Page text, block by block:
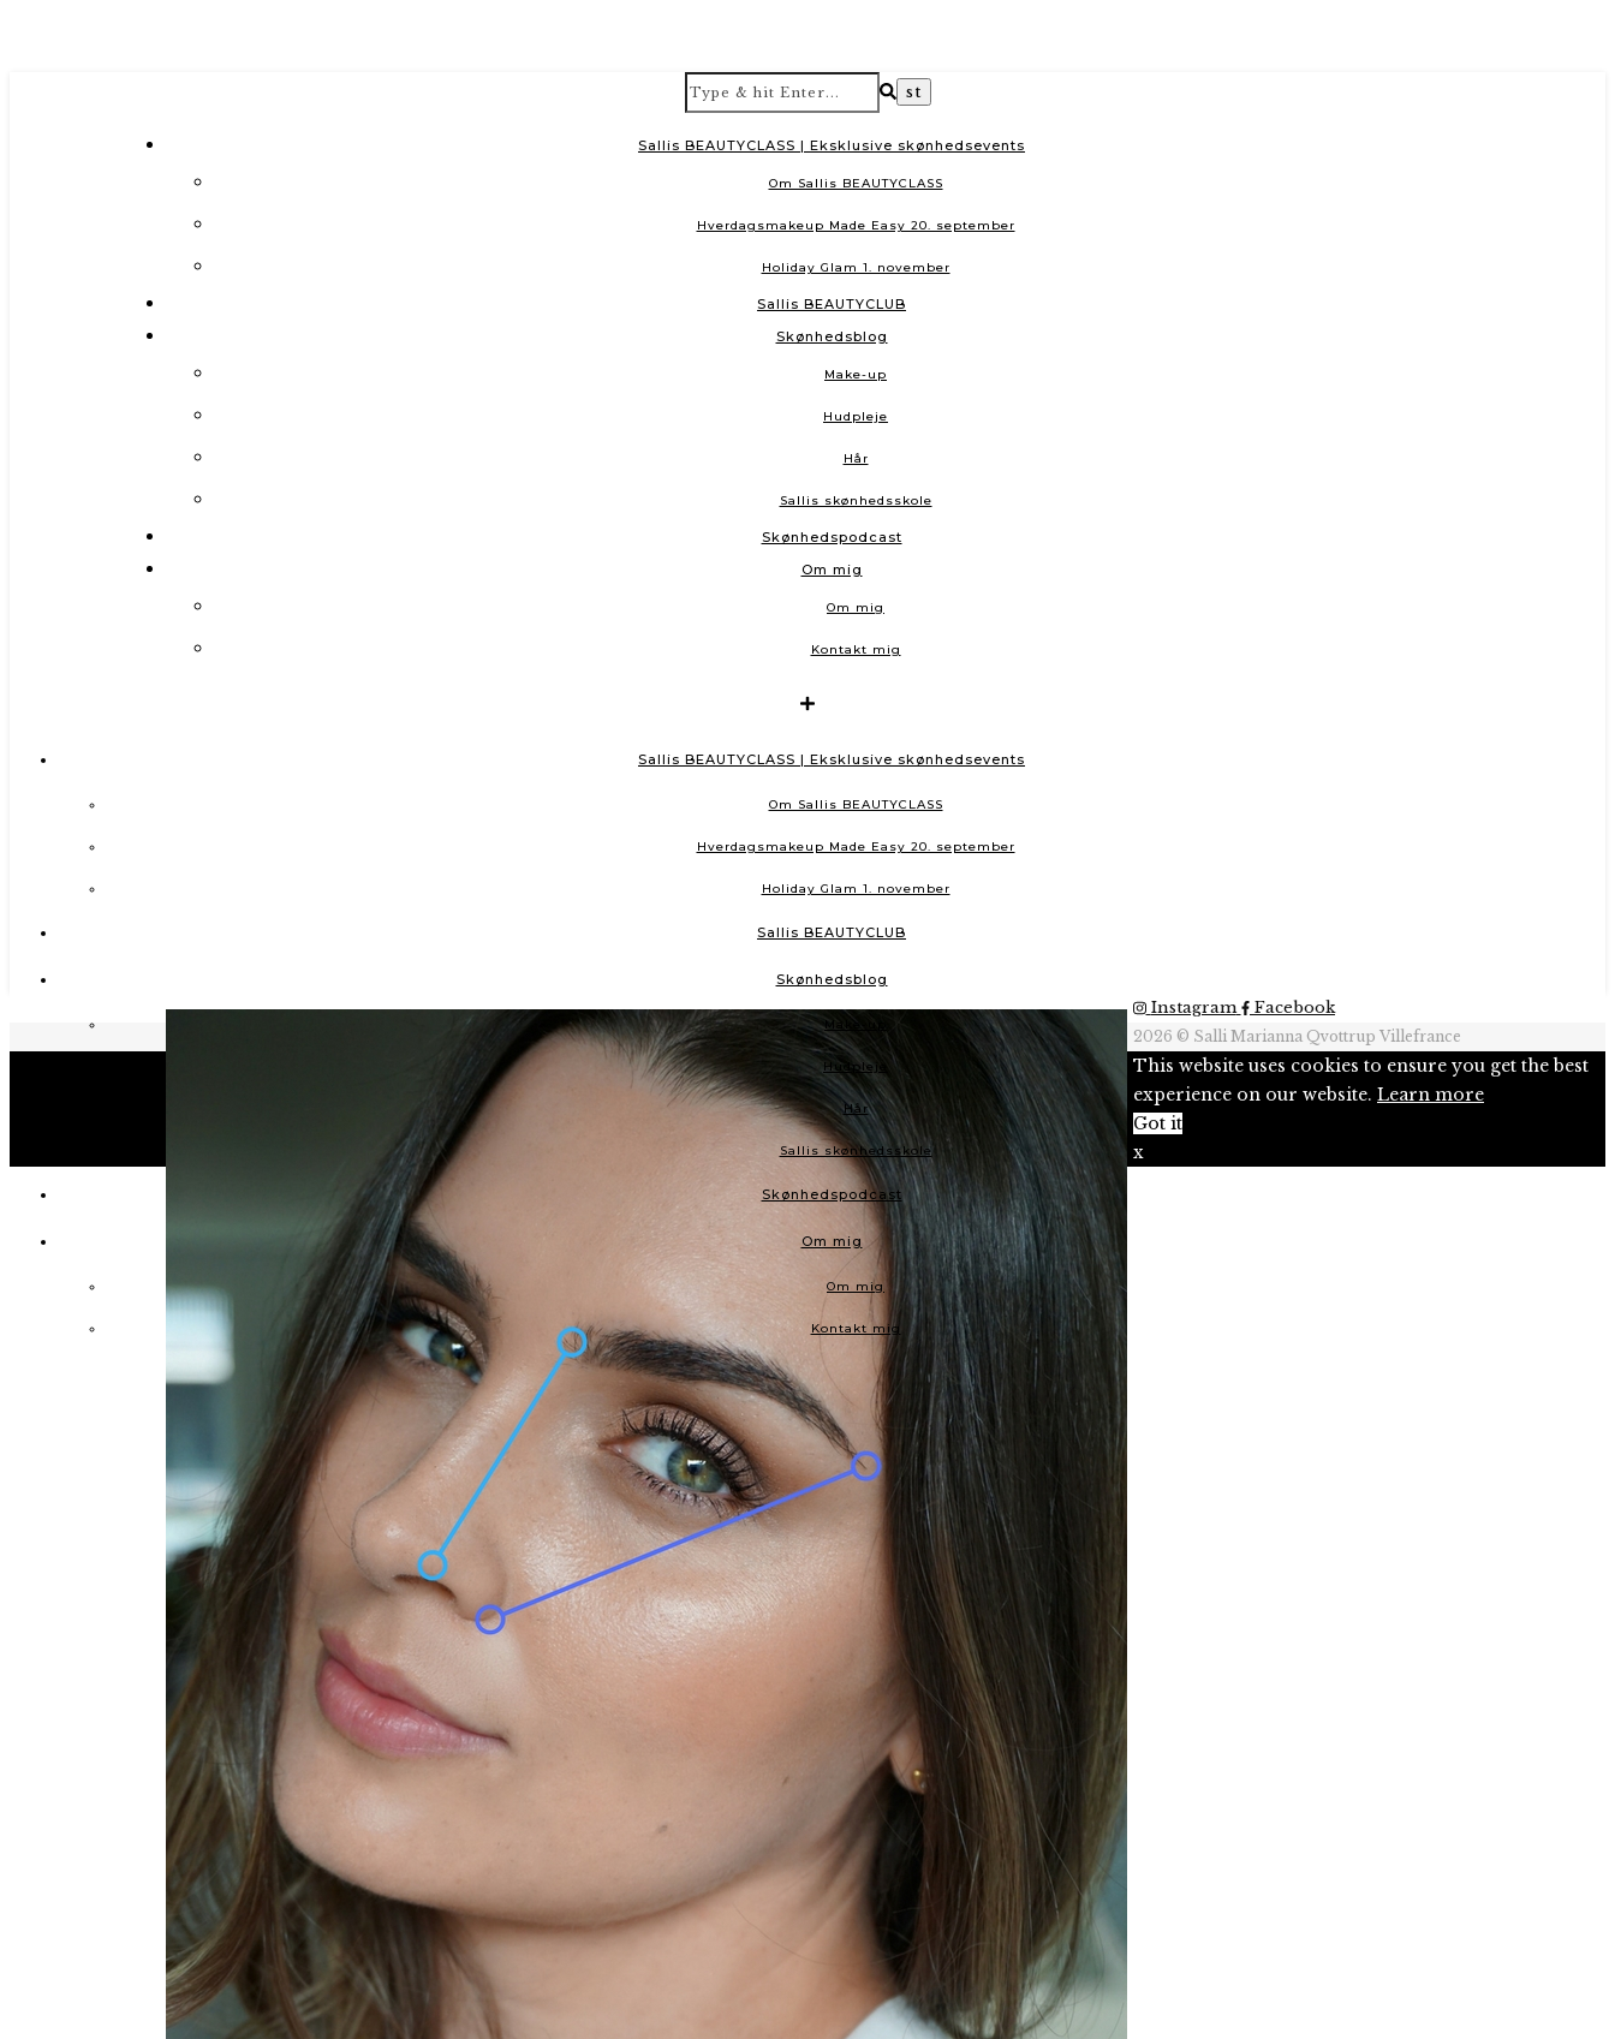
Sallis BEAUTYCLASS | Eksklusive skønhedsevents
Om Sallis BEAUTYCLASS
Hverdagsmakeup Made Easy 20. september
Holiday Glam 1. november
Sallis BEAUTYCLUB
Skønhedsblog
Make-up
Hudpleje
Hår
Sallis skønhedsskole
Skønhedspodcast
Om mig
Om mig
Kontakt mig
Sallis BEAUTYCLASS | Eksklusive skønhedsevents
Om Sallis BEAUTYCLASS
Hverdagsmakeup Made Easy 20. september
Holiday Glam 1. november
Sallis BEAUTYCLUB
Skønhedsblog
Make-up
Hudpleje
Hår
Sallis skønhedsskole
Skønhedspodcast
Om mig
Om mig
Kontakt mig
Instagram Facebook
2026 © Salli Marianna Qvottrup Villefrance
This website uses cookies to ensure you get the best
experience on our website. Learn more
Got it
x